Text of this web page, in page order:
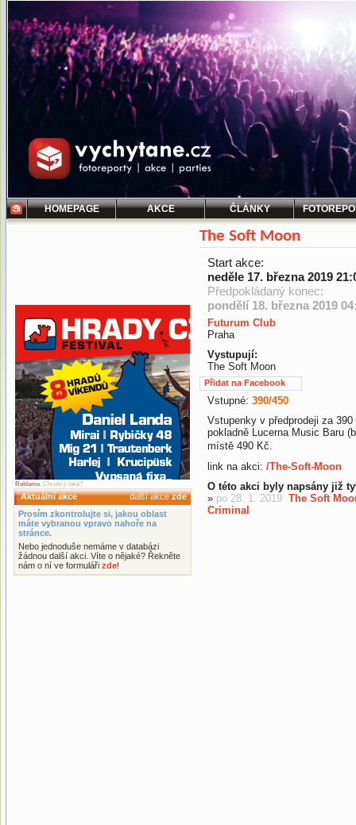
HOMEPAGE AKCE ČLÁNKY
Reklama. Chcete ji také?
Aktuální akce další akcezde
Prosím zkontrolujte si, jakou oblast
máte vybranou vpravo nahoře na
stránce.
Nebo jednoduše nemáme v databázi
žádnou další akci. Víte o nějaké? Řekněte
nám o ní ve formuláři zde!
The Soft Moon
Start akce:
neděle 17. března 2019
Předpokládaný konec:
pondělí 18. března 2019
Futurum Club
Praha
Vystupují:
The Soft Moon
Přidat na Facebook
Vstupné: 390/450
Vstupenky v předprodeji za
pokladně Lucerna Music Baru
místě 490 Kč.
link na akci: /The-Soft-Moon
O této akci byly napsány již
» po 28. 1. 2019 The Soft
Criminal